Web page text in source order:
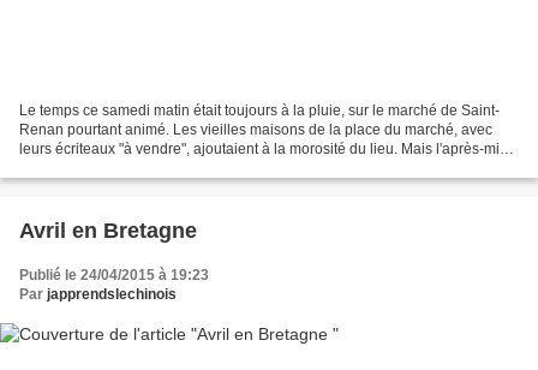
Le temps ce samedi matin était toujours à la pluie, sur le marché de Saint-
Renan pourtant animé. Les vieilles maisons de la place du marché, avec
leurs écriteaux "à vendre", ajoutaient à la morosité du lieu. Mais l'après-midi,
Avril en Bretagne
Publié le 24/04/2015 à 19:23
Par japprendslechinois